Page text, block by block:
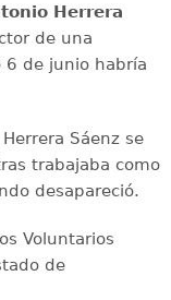
Herrera
de una
6 de junio habría
Sáenz se
trabajaba como
desapareció.
Voluntarios
de